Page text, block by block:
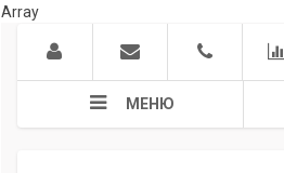
Array
МЕНЮ